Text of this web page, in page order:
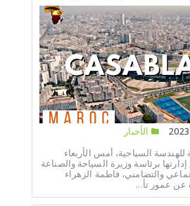
الأخبار
السياحية، أمس الأربعاء
برئاسة وزيرة السياحة والصناعة
والتضامني، فاطمة الزهراء
عن عمور تأ...